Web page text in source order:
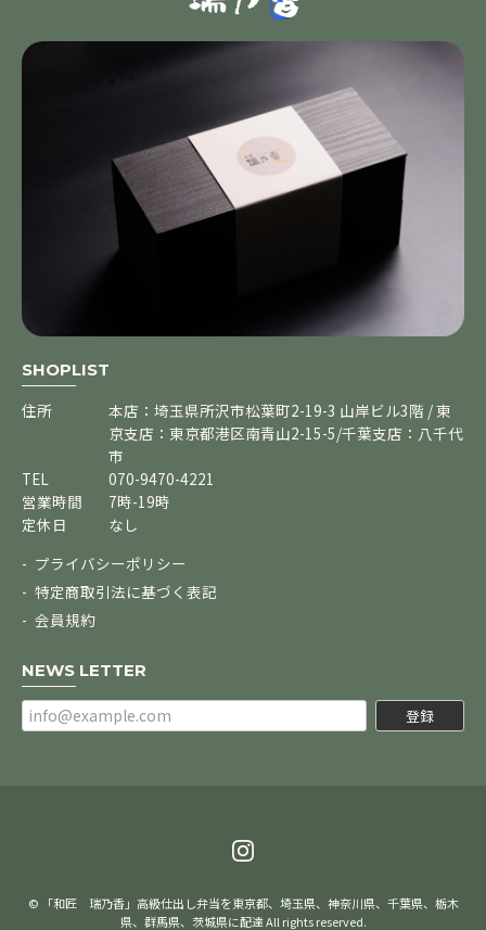
SHOPLIST
住所
本店：埼玉県所沢市松葉町2-19-3 山岸ビル3階 / 東
京支店：東京都港区南青山2-15-5/千葉支店：八千代
市
TEL
070-9470-4221
営業時間
7時-19時
定休日
なし
プライバシーポリシー
特定商取引法に基づく表記
会員規約
NEWS LETTER
登録
© 「和匠 瑞乃香」高級仕出し弁当を東京都、埼玉県、神奈川県、千葉県、栃木
県、群馬県、茨城県に配達 All rights reserved.